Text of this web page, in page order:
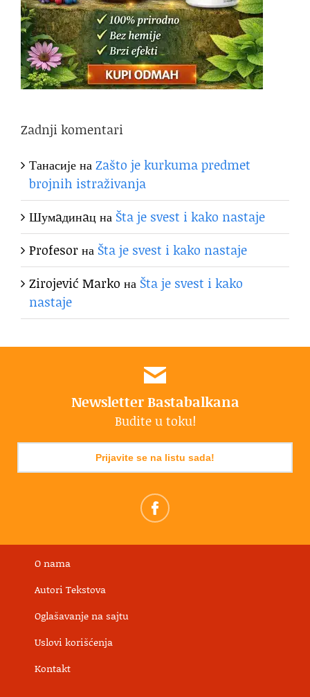
Zadnji komentari
ТанасијенаZašto je kurkuma predmet
brojnih istraživanja
Шумaдинaцна Šta je svest i kako nastaje
Profesorна Šta je svest i kako nastaje
Zirojević Marko на Šta je svest i kako
nastaje
Newsletter Bastabalkana
Budite u toku!
Prijavite se na listu sada!
O nama
Autori Tekstova
Oglašavanje na sajtu
Uslovi korišćenja
Kontakt